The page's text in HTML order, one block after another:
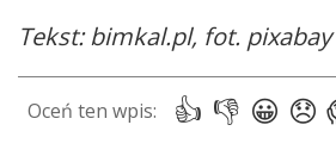
Tekst: bimkal.pl, fot. pixabay